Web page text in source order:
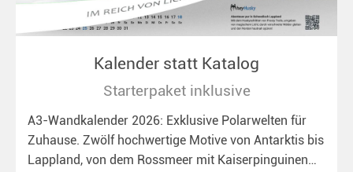
Kalender statt Katalog
Starterpaket inklusive
A3-Wandkalender 2026: Exklusive Polarwelten für
Zuhause. Zwölf hochwertige Motive von Antarktis bis
Lappland, von dem Rossmeer mit Kaiserpinguinen